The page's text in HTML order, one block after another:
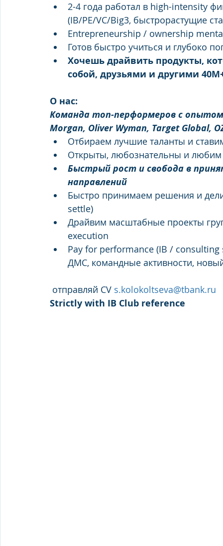
2-4 года работал в high-intensity
(IB/PE/VC/Big3, быстрорастущие
Entrepreneurship / ownership
Готов быстро учиться и глубоко
Хочешь драйвить продукты,
собой, друзьями и другими
О нас:
Команда топ-перформеров с опытом
Morgan, Oliver Wyman, Target Global,
Отбираем лучшие таланты и
Открыты, любознательны и любим
Быстрый рост и свобода в
направлений
Быстро принимаем решения и
settle)
Драйвим масштабные проекты
execution
Pay for performance (IB /
ДМС, командные активности,
отправляй CV s.kolokoltseva@tbank.ru
Strictly with IB Club reference